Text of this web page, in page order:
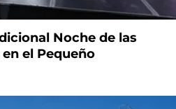
Noche de las
el Pequeño